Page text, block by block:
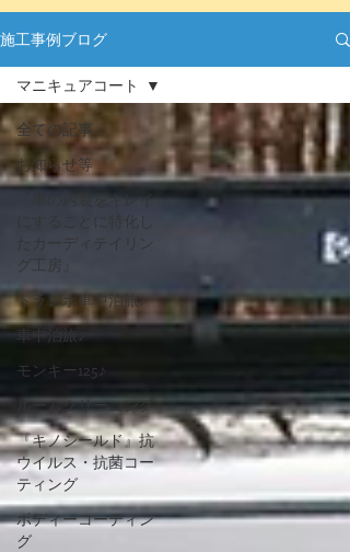
施工事例ブログ
全ての記事
お知らせ等
『車の内装をキレイ
にすることに特化し
たカーディテイリン
グ工房』
トランポ車中泊旅♪
車中泊旅♪
モンキー125♪
ルームクリーニング
『キノシールド』抗
ウイルス・抗菌コー
ティング
ボディーコーティン
グ
マニキュアコート